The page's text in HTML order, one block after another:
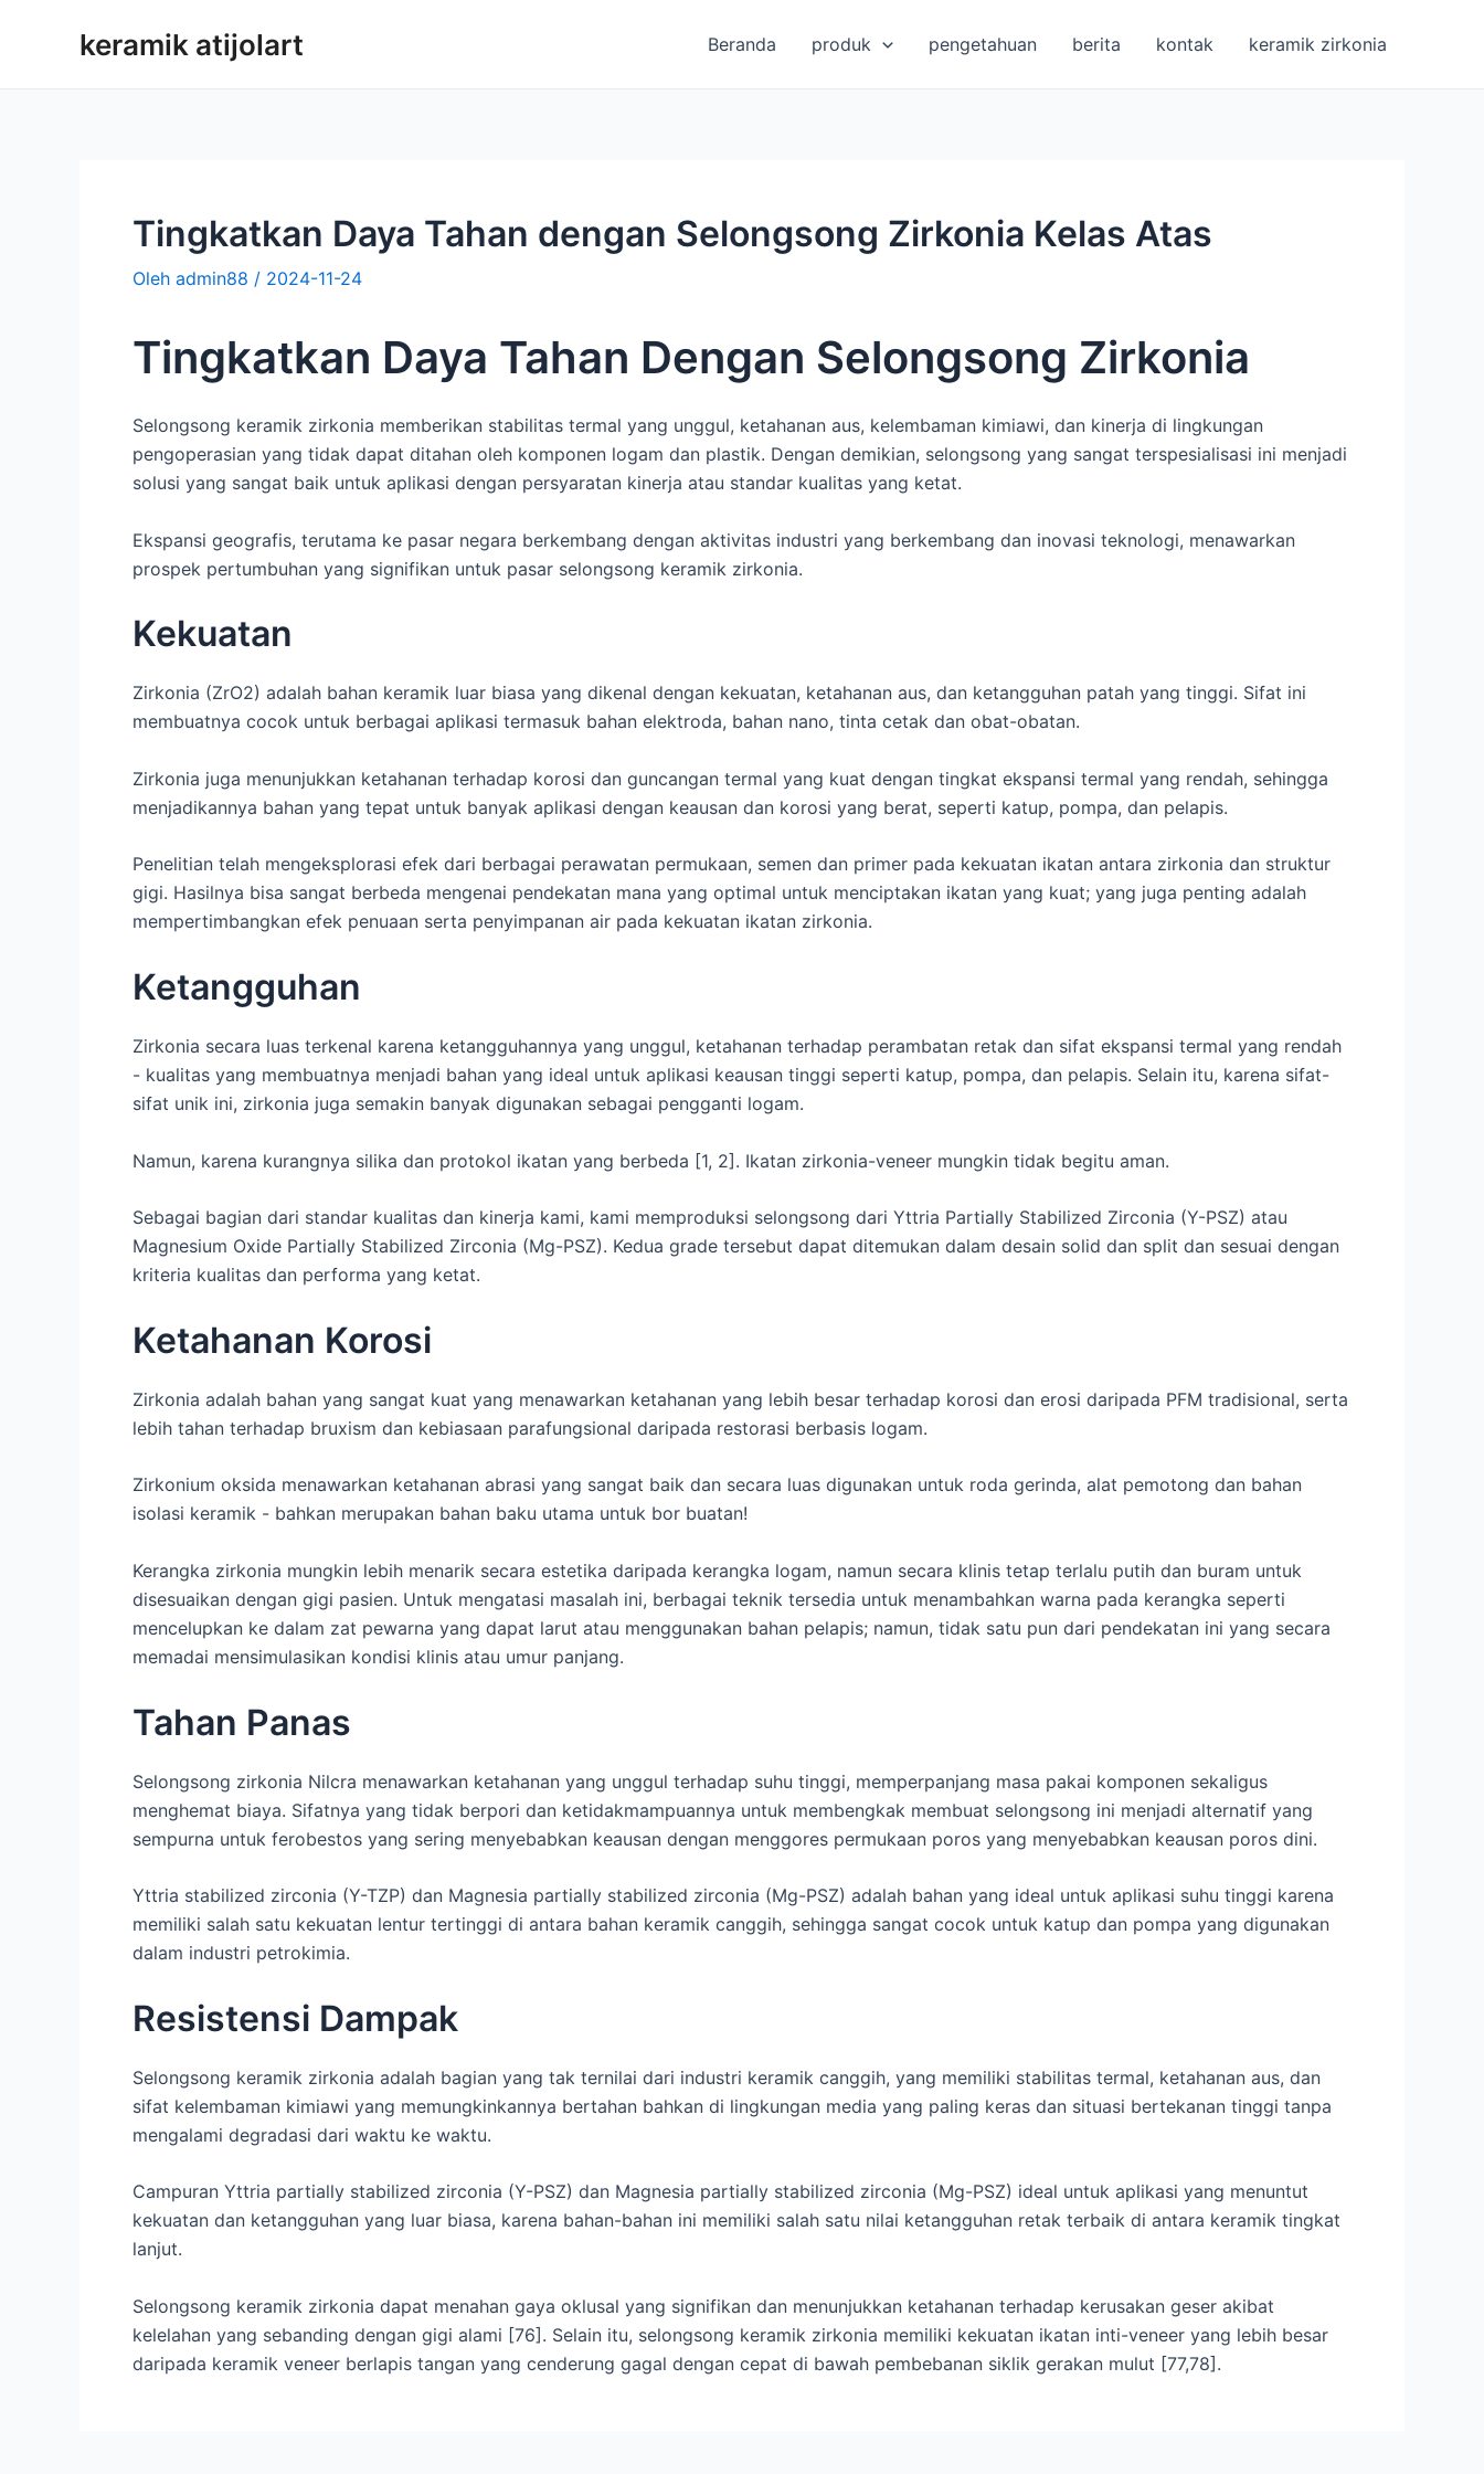
keramik atijolart Beranda produk pengetahuan berita kontak keramik zirkonia
Tingkatkan Daya Tahan dengan Selongsong Zirkonia Kelas Atas
Oleh admin88 / 2024-11-24
Tingkatkan Daya Tahan Dengan Selongsong Zirkonia
Selongsong keramik zirkonia memberikan stabilitas termal yang unggul, ketahanan aus, kelembaman kimiawi, dan kinerja di lingkungan
pengoperasian yang tidak dapat ditahan oleh komponen logam dan plastik. Dengan demikian, selongsong yang sangat terspesialisasi ini menjadi
solusi yang sangat baik untuk aplikasi dengan persyaratan kinerja atau standar kualitas yang ketat.
Ekspansi geografis, terutama ke pasar negara berkembang dengan aktivitas industri yang berkembang dan inovasi teknologi, menawarkan
prospek pertumbuhan yang signifikan untuk pasar selongsong keramik zirkonia.
Kekuatan
Zirkonia (ZrO2) adalah bahan keramik luar biasa yang dikenal dengan kekuatan, ketahanan aus, dan ketangguhan patah yang tinggi. Sifat ini
membuatnya cocok untuk berbagai aplikasi termasuk bahan elektroda, bahan nano, tinta cetak dan obat-obatan.
Zirkonia juga menunjukkan ketahanan terhadap korosi dan guncangan termal yang kuat dengan tingkat ekspansi termal yang rendah, sehingga
menjadikannya bahan yang tepat untuk banyak aplikasi dengan keausan dan korosi yang berat, seperti katup, pompa, dan pelapis.
Penelitian telah mengeksplorasi efek dari berbagai perawatan permukaan, semen dan primer pada kekuatan ikatan antara zirkonia dan struktur
gigi. Hasilnya bisa sangat berbeda mengenai pendekatan mana yang optimal untuk menciptakan ikatan yang kuat; yang juga penting adalah
mempertimbangkan efek penuaan serta penyimpanan air pada kekuatan ikatan zirkonia.
Ketangguhan
Zirkonia secara luas terkenal karena ketangguhannya yang unggul, ketahanan terhadap perambatan retak dan sifat ekspansi termal yang rendah
- kualitas yang membuatnya menjadi bahan yang ideal untuk aplikasi keausan tinggi seperti katup, pompa, dan pelapis. Selain itu, karena sifat-
sifat unik ini, zirkonia juga semakin banyak digunakan sebagai pengganti logam.
Namun, karena kurangnya silika dan protokol ikatan yang berbeda [1, 2]. Ikatan zirkonia-veneer mungkin tidak begitu aman.
Sebagai bagian dari standar kualitas dan kinerja kami, kami memproduksi selongsong dari Yttria Partially Stabilized Zirconia (Y-PSZ) atau
Magnesium Oxide Partially Stabilized Zirconia (Mg-PSZ). Kedua grade tersebut dapat ditemukan dalam desain solid dan split dan sesuai dengan
kriteria kualitas dan performa yang ketat.
Ketahanan Korosi
Zirkonia adalah bahan yang sangat kuat yang menawarkan ketahanan yang lebih besar terhadap korosi dan erosi daripada PFM tradisional, serta
lebih tahan terhadap bruxism dan kebiasaan parafungsional daripada restorasi berbasis logam.
Zirkonium oksida menawarkan ketahanan abrasi yang sangat baik dan secara luas digunakan untuk roda gerinda, alat pemotong dan bahan
isolasi keramik - bahkan merupakan bahan baku utama untuk bor buatan!
Kerangka zirkonia mungkin lebih menarik secara estetika daripada kerangka logam, namun secara klinis tetap terlalu putih dan buram untuk
disesuaikan dengan gigi pasien. Untuk mengatasi masalah ini, berbagai teknik tersedia untuk menambahkan warna pada kerangka seperti
mencelupkan ke dalam zat pewarna yang dapat larut atau menggunakan bahan pelapis; namun, tidak satu pun dari pendekatan ini yang secara
memadai mensimulasikan kondisi klinis atau umur panjang.
Tahan Panas
Selongsong zirkonia Nilcra menawarkan ketahanan yang unggul terhadap suhu tinggi, memperpanjang masa pakai komponen sekaligus
menghemat biaya. Sifatnya yang tidak berpori dan ketidakmampuannya untuk membengkak membuat selongsong ini menjadi alternatif yang
sempurna untuk ferobestos yang sering menyebabkan keausan dengan menggores permukaan poros yang menyebabkan keausan poros dini.
Yttria stabilized zirconia (Y-TZP) dan Magnesia partially stabilized zirconia (Mg-PSZ) adalah bahan yang ideal untuk aplikasi suhu tinggi karena
memiliki salah satu kekuatan lentur tertinggi di antara bahan keramik canggih, sehingga sangat cocok untuk katup dan pompa yang digunakan
dalam industri petrokimia.
Resistensi Dampak
Selongsong keramik zirkonia adalah bagian yang tak ternilai dari industri keramik canggih, yang memiliki stabilitas termal, ketahanan aus, dan
sifat kelembaman kimiawi yang memungkinkannya bertahan bahkan di lingkungan media yang paling keras dan situasi bertekanan tinggi tanpa
mengalami degradasi dari waktu ke waktu.
Campuran Yttria partially stabilized zirconia (Y-PSZ) dan Magnesia partially stabilized zirconia (Mg-PSZ) ideal untuk aplikasi yang menuntut
kekuatan dan ketangguhan yang luar biasa, karena bahan-bahan ini memiliki salah satu nilai ketangguhan retak terbaik di antara keramik tingkat
lanjut.
Selongsong keramik zirkonia dapat menahan gaya oklusal yang signifikan dan menunjukkan ketahanan terhadap kerusakan geser akibat
kelelahan yang sebanding dengan gigi alami [76]. Selain itu, selongsong keramik zirkonia memiliki kekuatan ikatan inti-veneer yang lebih besar
daripada keramik veneer berlapis tangan yang cenderung gagal dengan cepat di bawah pembebanan siklik gerakan mulut [77,78].